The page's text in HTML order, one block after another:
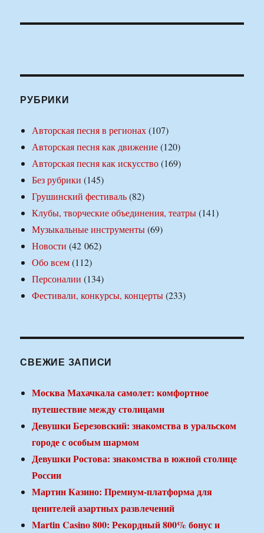
РУБРИКИ
Авторская песня в регионах(107)
Авторская песня как движение(120)
Авторская песня как искусство(169)
Без рубрики (145)
Грушинский фестиваль(82)
Клубы, творческие объединения, театры(141)
Музыкальные инструменты(69)
Новости (42 062)
Обо всем(112)
Персоналии (134)
Фестивали, конкурсы, концерты(233)
СВЕЖИЕ ЗАПИСИ
Москва Махачкала самолет: комфортное
путешествие между столицами
Девушки Березовский: знакомства в уральском
городе с особым шармом
Девушки Ростова: знакомства в южной столице
России
Мартин Казино: Премиум-платформа для
ценителей азартных развлечений
Martin Casino 800: Рекордный 800% бонус и